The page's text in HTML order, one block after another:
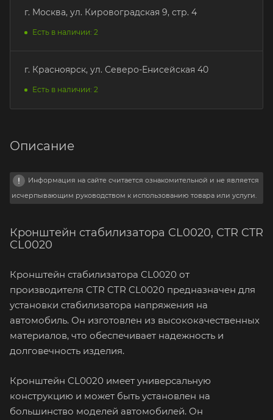
г. Москва, ул. Кировоградская 9, стр. 4
Есть в наличии: 2
г. Красноярск, ул. Северо-Енисейская 40
Есть в наличии: 2
Описание
Информация на сайте считается ознакомительной и не является
исчерпывающим руководством к использованию товара или услуги.
Кронштейн стабилизатора CL0020, CTR CTR
CL0020
Кронштейн стабилизатора CL0020 от
производителя CTR CTR CL0020 предназначен для
установки стабилизатора напряжения на
автомобиль. Он изготовлен из высококачественных
материалов, что обеспечивает надежность и
долговечность изделия.
Кронштейн CL0020 имеет универсальную
конструкцию и может быть установлен на
большинство моделей автомобилей. Он